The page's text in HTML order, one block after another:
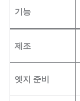
기능
제조
엣지 준비